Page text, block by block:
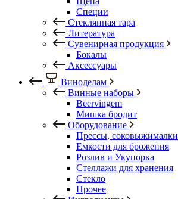
Специи
Стеклянная тара
Литература
Сувенирная продукция
Бокалы
Аксессуары
Виноделам
Винные наборы
Beervingem
Мишка бродит
Оборудование
Прессы, соковыжималки
Емкости для брожения
Розлив и Укупорка
Стеллажи для хранения
Стекло
Прочее